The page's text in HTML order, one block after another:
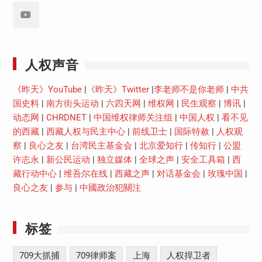
人权声音
《昨天》YouTube| 《昨天》Twitter| 李老师不是你老师| 中共
国史料| 南方街头运动 六四天网 维权网 民生观察 博讯|
动态网
CHRDNET| 中国维权律师关注组 中国人权
看不见
的西藏| 西藏人权与民主中心| 前线卫士| 国际特赦
人权观
察
良心之友 台湾民主基金会 北京爱知行| 传知行| 公盟
许志永
新公民运动 独立媒体| 全球之声| 安全工具箱
西
藏行动中心| 维吾尔在线| 西藏之声| 对话基金会 玫瑰中国
良心之友
参与| 中國政治犯關注
标签
709大抓捕 709律师案 上海 人权捍卫者